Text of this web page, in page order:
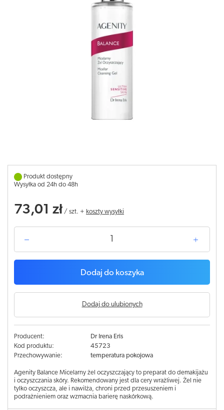
Produkt dostępny
Wysyłka od 24h do 48h
73,01 zł / szt. + koszty wysyłki
Dodaj do koszyka
Dodaj do ulubionych
Producent:
Dr Irena Eris
Kod produktu:
45723
Przechowywanie:
temperatura pokojowa
Agenity Balance Micelarny żel oczyszczający to preparat do demakijażu
i oczyszczania skóry. Rekomendowany jest dla cery wrażliwej. Żel nie
tylko oczyszcza, ale i nawilża, chroni przed przesuszeniem i
podrażnieniem oraz wzmacnia barierę naskórkową.